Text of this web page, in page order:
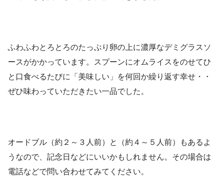
ふわふわとろとろのたっぷり卵の上に濃厚なデミグラスソ
ースがかかっています。スプーンにオムライスをのせてひ
と口食べるたびに「美味しい」を何回か繰り返す幸せ・・
ぜひ味わっていただきたい一品でした。
オードブル（約２～３人前）と（約４～５人前）もあるよ
うなので、記念日などにいいかもしれません。その場合は
電話などで問い合わせてみてください。